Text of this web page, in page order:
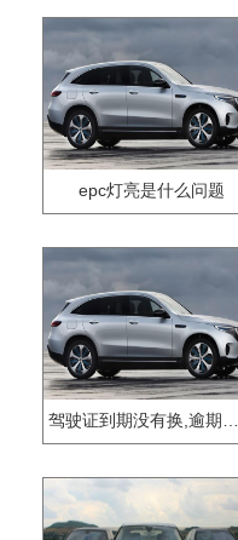
epc灯亮是什么问题
驾驶证到期没有换,逾期怎么办??